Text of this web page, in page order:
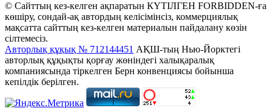
© Сайттың кез-келген ақпаратын КҮТІЛГЕН FORBIDDEN-ға
көшіру, сондай-ақ автордың келісімінсіз, коммерциялық
мақсатта сайттың кез-келген материалын пайдалану көзін
сілтемесіз.
Авторлық құқық № 712144451 АҚШ-тың Нью-Йорктегі
авторлық құқықты қорғау жөніндегі халықаралық
компаниясында тіркелген Берн конвенциясы бойынша
кепілдік берілген.